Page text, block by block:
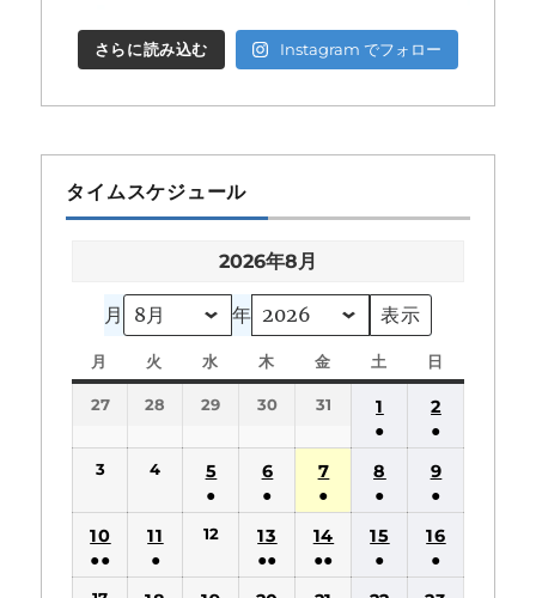
さらに読み込む Instagram でフォロー
タイムスケジュール
2026年8月
月 年
月
曜
日
火
曜
日
水
曜
日
木
曜
日
金
曜
土
曜
日
曜
27 28 29 30 31
1
●
(1
件
の
イ
ベ
ン
2
●
(1
件
の
イ
ベ
ン
3 4
5
●
(1
の
6
●
(1
件
の
7
●
(1
件
の
8
●
(1
件
の
9
●
(1
件
の
10
●●
(2
11
●
(1
12
13
●●
(2
14
●●
(2
15
●
(1
16
●
(1